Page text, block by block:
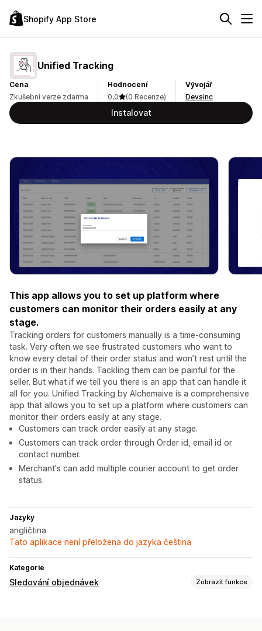
Shopify App Store
Unified Tracking
Cena
Zkušební verze zdarma
Hodnocení
0,0
(0 Recenze)
Vývojář
Devsinc
Instalovat
This app allows you to set up platform where
customers can monitor their orders easily at any
stage.
Tracking orders for customers manually is a time-consuming
task. Very often we see frustrated customers who want to
know every detail of their order status and won’t rest until the
order is in their hands. Tackling them can be painful for the
seller. But what if we tell you there is an app that can handle it
all for you. Unified Tracking by Alchemaive is a comprehensive
app that allows you to set up a platform where customers can
monitor their orders easily at any stage.
Customers can track order easily at any stage.
Customers can track order through Order id, email id or
contact number.
Merchant's can add multiple courier account to get order
status.
Jazyky
angličtina
Tato aplikace není přeložena do jazyka čeština
Kategorie
Sledování objednávek Zobrazit funkce